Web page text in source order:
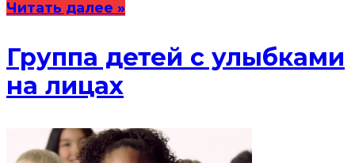
Читать далее »
Группа детей с улыбками
на лицах